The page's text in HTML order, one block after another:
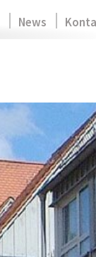
News